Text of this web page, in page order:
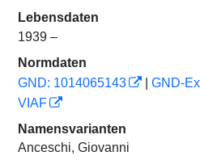
Lebensdaten
1939 –
Normdaten
GND: 1014065143
GND-
VIAF
Namensvarianten
Anceschi, Giovanni